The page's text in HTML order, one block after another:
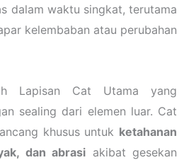
dalam waktu singkat, terutama
kelembaban atau perubahan
Lapisan Cat Utama yang
sealing dari elemen luar. Cat
khusus untuk ketahanan
dan abrasi akibat gesekan